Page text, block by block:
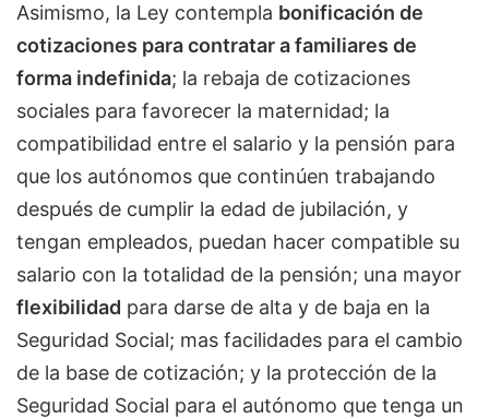
Asimismo, la Ley contempla bonificación de
cotizaciones para contratar a familiares de
forma indefinida; la rebaja de cotizaciones
sociales para favorecer la maternidad; la
compatibilidad entre el salario y la pensión para
que los autónomos que continúen trabajando
después de cumplir la edad de jubilación, y
tengan empleados, puedan hacer compatible su
salario con la totalidad de la pensión; una mayor
flexibilidad para darse de alta y de baja en la
Seguridad Social; mas facilidades para el cambio
de la base de cotización; y la protección de la
Seguridad Social para el autónomo que tenga un